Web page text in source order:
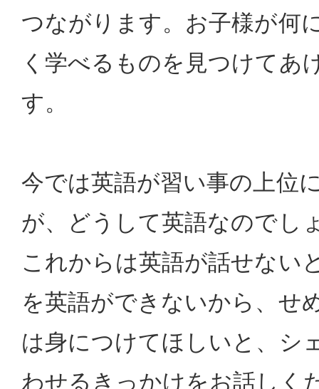
つながります。お子様が何
く学べるものを見つけてあ
す。
今では英語が習い事の上位
が、どうして英語なのでし
これからは英語が話せない
を英語ができないから、せ
は身につけてほしいと、シ
わせるきっかけをお話しく